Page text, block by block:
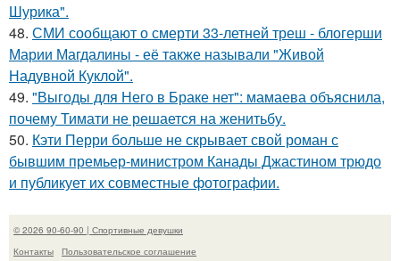
Шурика".
48. СМИ сообщают о смерти 33-летней треш - блогерши
Марии Магдалины - её также называли "Живой
Надувной Куклой".
49. "Выгоды для Него в Браке нет": мамаева объяснила,
почему Тимати не решается на женитьбу.
50. Кэти Перри больше не скрывает свой роман с
бывшим премьер-министром Канады Джастином трюдо
и публикует их совместные фотографии.
© 2026 90-60-90 | Спортивные девушки
Контакты
Пользовательское соглашение